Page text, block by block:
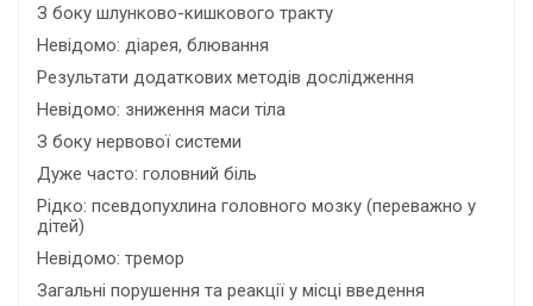
З боку шлунково-кишкового тракту
Невідомо: діарея, блювання
Результати додаткових методів дослідження
Невідомо: зниження маси тіла
З боку нервової системи
Дуже часто: головний біль
Рідко: псевдопухлина головного мозку (переважно у
дітей)
Невідомо: тремор
Загальні порушення та реакції у місці введення